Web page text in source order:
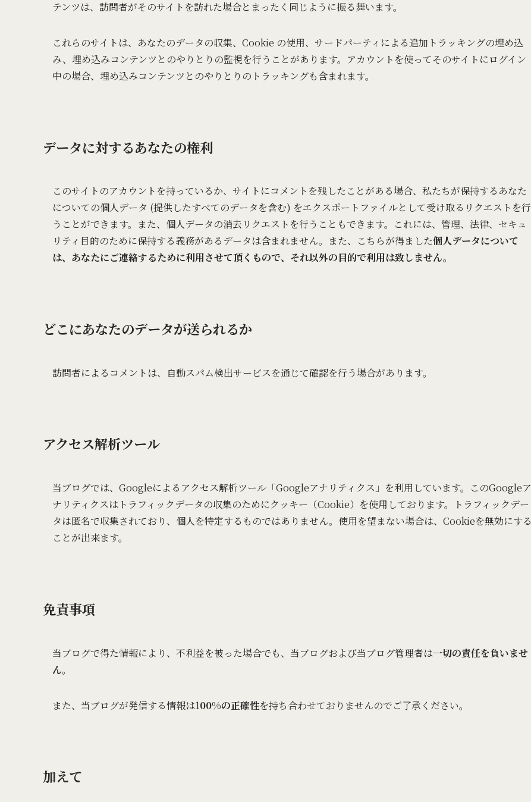
テンツは、訪問者がそのサイトを訪れた場合とまったく同じように振る舞います。
これらのサイトは、あなたのデータの収集、Cookie の使用、サードパーティによる追加トラッキングの埋め込
み、埋め込みコンテンツとのやりとりの監視を行うことがあります。アカウントを使ってそのサイトにログイン
中の場合、埋め込みコンテンツとのやりとりのトラッキングも含まれます。
データに対するあなたの権利
このサイトのアカウントを持っているか、サイトにコメントを残したことがある場合、私たちが保持するあなた
についての個人データ (提供したすべてのデータを含む) をエクスポートファイルとして受け取るリクエストを行
うことができます。また、個人データの消去リクエストを行うこともできます。これには、管理、法律、セキュ
リティ目的のために保持する義務があるデータは含まれません。また、こちらが得ました個人データについて
は、あなたにご連絡するために利用させて頂くもので、それ以外の目的で利用は致しません。
どこにあなたのデータが送られるか
訪問者によるコメントは、自動スパム検出サービスを通じて確認を行う場合があります。
アクセス解析ツール
当ブログでは、Googleによるアクセス解析ツール「Googleアナリティクス」を利用しています。このGoogleア
ナリティクスはトラフィックデータの収集のためにクッキー（Cookie）を使用しております。トラフィックデー
タは匿名で収集されており、個人を特定するものではありません。使用を望まない場合は、Cookieを無効にする
ことが出来ます。
免責事項
当ブログで得た情報により、不利益を被った場合でも、当ブログおよび当ブログ管理者は一切の責任を負いませ
ん。
また、当ブログが発信する情報は100%の正確性を持ち合わせておりませんのでご了承ください。
加えて